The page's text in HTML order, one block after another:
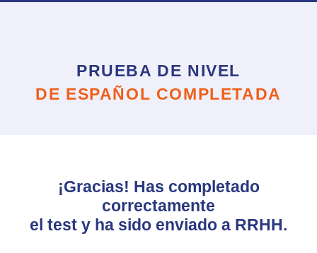
PRUEBA DE NIVEL
DE ESPAÑOL COMPLETADA
¡Gracias! Has completado
correctamente
el test y ha sido enviado a RRHH.